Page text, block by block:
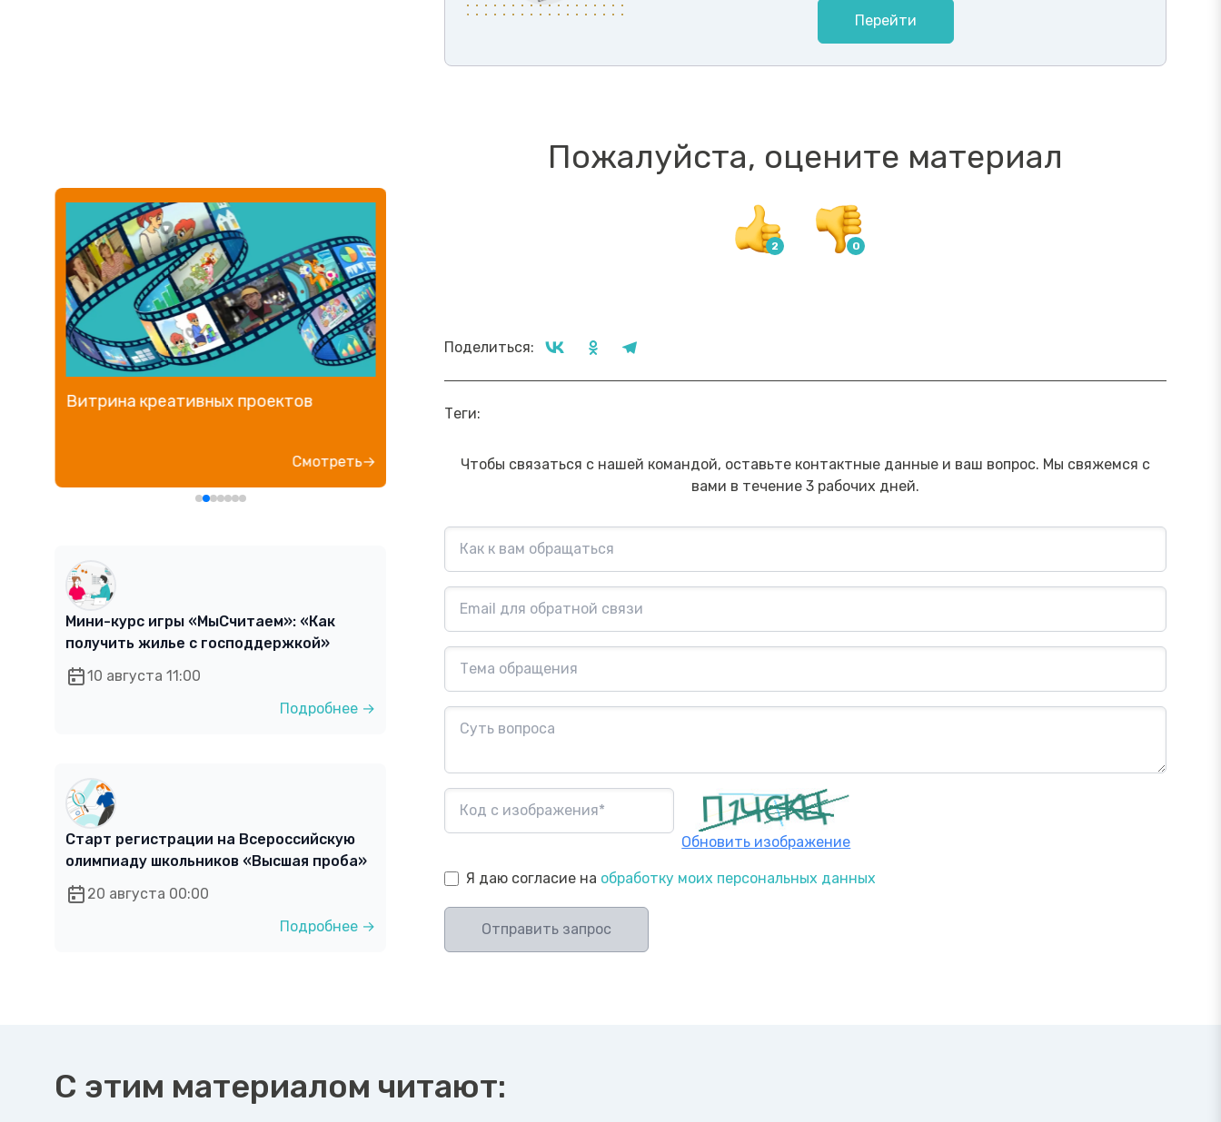
Перейти
Пожалуйста, оцените материал
Поделиться:
Теги:
Чтобы связаться с нашей командой, оставьте контактные данные и ваш вопрос. Мы свяжемся с
вами в течение 3 рабочих дней.
Обновить изображение
Я даю согласие на обработку моих персональных данных
Отправить запрос
Прямой эфир «Мошенник VS
Посмотреть→
которые помогут обезопасить
Посмотреть→ Посмотреть→
Мини-курс игры «МыСчитаем»: «Как
получить жилье с господдержкой»
10 августа 11:00
Подробнее →
Старт регистрации на Всероссийскую
олимпиаду школьников «Высшая проба»
20 августа 00:00
Подробнее →
С этим материалом читают: